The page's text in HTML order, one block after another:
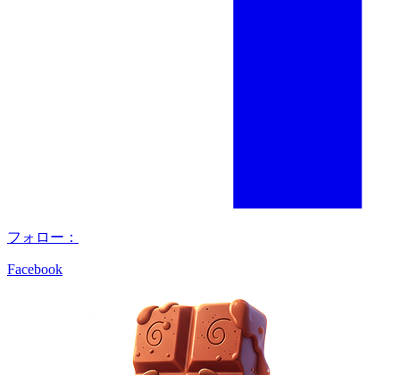
フォロー：
Facebook